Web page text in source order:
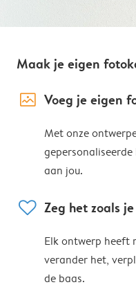
Maak je eigen
image_placeholder Voeg je eigen
Met onze
aan jou.
heart Zeg het zoals
Elk ontwerp heeft
verander het,
de baas.